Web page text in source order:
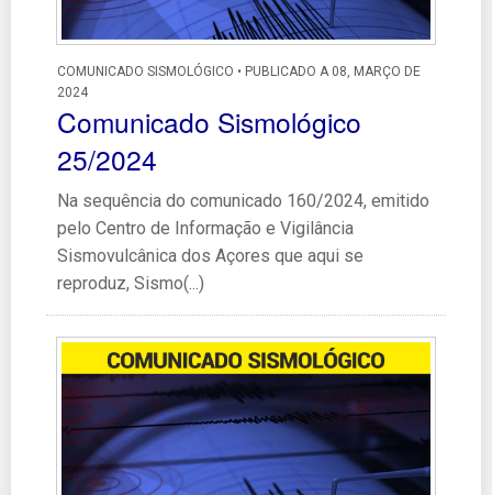
COMUNICADO SISMOLÓGICO • PUBLICADO A 08, MARÇO DE
2024
Comunicado Sismológico
25/2024
Na sequência do comunicado 160/2024, emitido
pelo Centro de Informação e Vigilância
Sismovulcânica dos Açores que aqui se
reproduz, Sismo(...)